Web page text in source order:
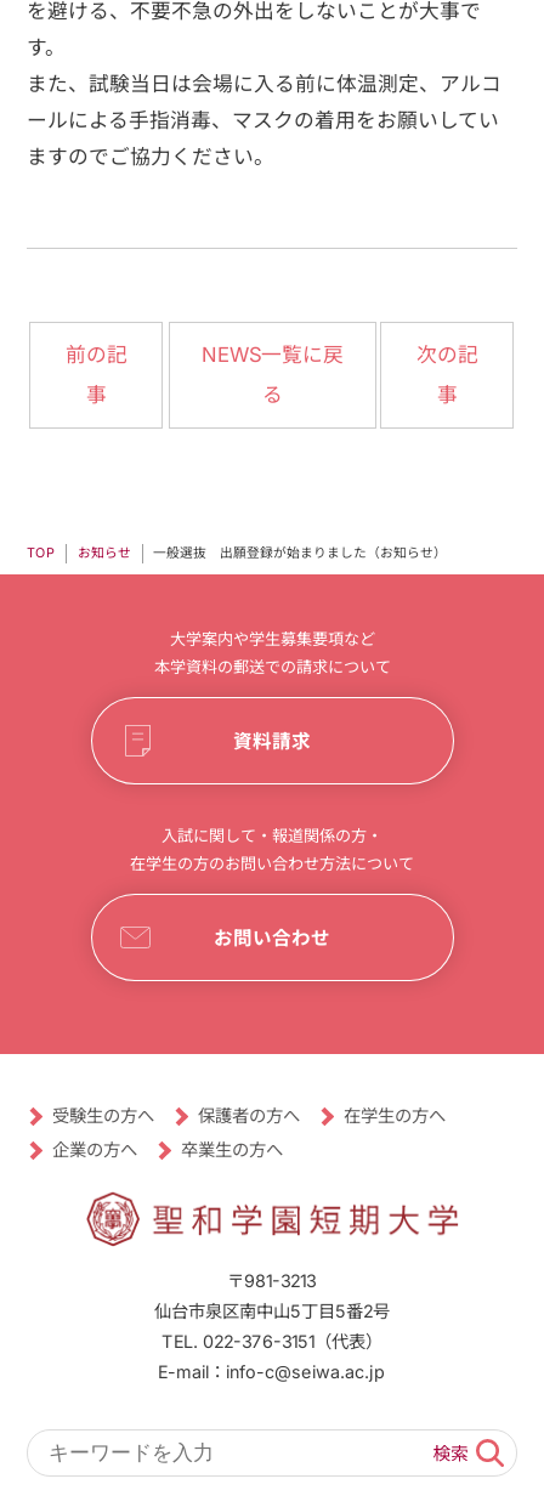
を避ける、不要不急の外出をしないことが大事で
す。
また、試験当日は会場に入る前に体温測定、アルコ
ールによる手指消毒、マスクの着用をお願いしてい
ますのでご協力ください。
前の記
事
NEWS一覧に戻
る
次の記
事
TOP お知らせ 一般選抜 出願登録が始まりました（お知らせ）
大学案内や学生募集要項など
本学資料の郵送での請求について
資料請求
入試に関して・報道関係の方・
在学生の方のお問い合わせ方法について
お問い合わせ
〒981-3213
仙台市泉区南中山5丁目5番2号
TEL. 022-376-3151（代表）
E-mail：info-c@seiwa.ac.jp
受験生の方へ 保護者の方へ 在学生の方へ
企業の方へ 卒業生の方へ